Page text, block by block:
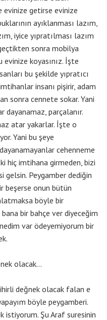
evinize getirse evinize
ayıklanması lazım,
iyice yıpratılması lazım
sonra mobilya
koyasınız. İşte
bu şekilde yıpratıcı
insanı pişirir, adam
sonra cennete sokar. Yani
dayanamaz, parçalanır.
atar yakarlar. İşte o
Yani bu şeye
cehenneme
hiç imtihana girmeden, bizi
gelsin. Peygamber dediğin
beşerse onun bütün
böyle bir
bir bahçe ver diyeceğim
var ödeyemiyorum bir
olacak…
değnek olacak falan e
böyle peygamberi.
istiyorum. Şu Araf suresinin